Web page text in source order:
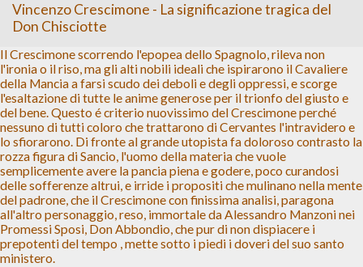
Vincenzo Crescimone - La significazione tragica del
Don Chisciotte
Il Crescimone scorrendo l'epopea dello Spagnolo, rileva non
l'ironia o il riso, ma gli alti nobili ideali che ispirarono il Cavaliere
della Mancia a farsi scudo dei deboli e degli oppressi, e scorge
l'esaltazione di tutte le anime generose per il trionfo del giusto e
del bene. Questo é criterio nuovissimo del Crescimone perché
nessuno di tutti coloro che trattarono di Cervantes l'intravidero e
lo sfiorarono. Di fronte al grande utopista fa doloroso contrasto la
rozza figura di Sancio, l'uomo della materia che vuole
semplicemente avere la pancia piena e godere, poco curandosi
delle sofferenze altrui, e irride i propositi che mulinano nella mente
del padrone, che il Crescimone con finissima analisi, paragona
all'altro personaggio, reso, immortale da Alessandro Manzoni nei
Promessi Sposi, Don Abbondio, che pur di non dispiacere i
prepotenti del tempo , mette sotto i piedi i doveri del suo santo
ministero.